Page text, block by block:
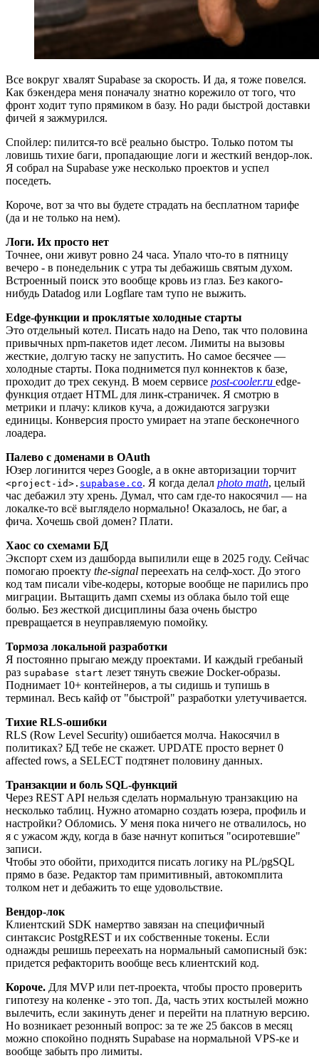
Все вокруг хвалят Supabase за скорость. И да, я тоже повелся.
Как бэкендера меня поначалу знатно корежило от того, что
фронт ходит тупо прямиком в базу. Но ради быстрой доставки
фичей я зажмурился.
Спойлер: пилится-то всё реально быстро. Только потом ты
ловишь тихие баги, пропадающие логи и жесткий вендор-лок.
Я собрал на Supabase уже несколько проектов и успел
поседеть.
Короче, вот за что вы будете страдать на бесплатном тарифе
(да и не только на нем).
Логи. Их просто нет
Точнее, они живут ровно 24 часа. Упало что-то в пятницу
вечеро - в понедельник с утра ты дебажишь святым духом.
Встроенный поиск это вообще кровь из глаз. Без какого-
нибудь Datadog или Logflare там тупо не выжить.
Edge-функции и проклятые холодные старты
Это отдельный котел. Писать надо на Deno, так что половина
привычных npm-пакетов идет лесом. Лимиты на вызовы
жесткие, долгую таску не запустить. Но самое бесячее —
холодные старты. Пока поднимется пул коннектов к базе,
проходит до трех секунд. В моем сервисе post-cooler.ru edge-
функция отдает HTML для линк-страничек. Я смотрю в
метрики и плачу: кликов куча, а дожидаются загрузки
единицы. Конверсия просто умирает на этапе бесконечного
лоадера.
Палево с доменами в OAuth
Юзер логинится через Google, а в окне авторизации торчит
<project-id>. supabase.co. Я когда делал photo math, целый
час дебажил эту хрень. Думал, что сам где-то накосячил — на
локалке-то всё выглядело нормально! Оказалось, не баг, а
фича. Хочешь свой домен? Плати.
Хаос со схемами БД
Экспорт схем из дашборда выпилили еще в 2025 году. Сейчас
помогаю проекту the-signal переехать на селф-хост. До этого
код там писали vibe-кодеры, которые вообще не парились про
миграции. Вытащить дамп схемы из облака было той еще
болью. Без жесткой дисциплины база очень быстро
превращается в неуправляемую помойку.
Тормоза локальной разработки
Я постоянно прыгаю между проектами. И каждый гребаный
раз supabase start лезет тянуть свежие Docker-образы.
Поднимает 10+ контейнеров, а ты сидишь и тупишь в
терминал. Весь кайф от "быстрой" разработки улетучивается.
Тихие RLS-ошибки
RLS (Row Level Security) ошибается молча. Накосячил в
политиках? БД тебе не скажет. UPDATE просто вернет 0
affected rows, а SELECT подтянет половину данных.
Транзакции и боль SQL-функций
Через REST API нельзя сделать нормальную транзакцию на
несколько таблиц. Нужно атомарно создать юзера, профиль и
настройки? Обломись. У меня пока ничего не отвалилось, но
я с ужасом жду, когда в базе начнут копиться "осиротевшие"
записи.
Чтобы это обойти, приходится писать логику на PL/pgSQL
прямо в базе. Редактор там примитивный, автокомплита
толком нет и дебажить то еще удовольствие.
Вендор-лок
Клиентский SDK намертво завязан на специфичный
синтаксис PostgREST и их собственные токены. Если
однажды решишь переехать на нормальный самописный бэк:
придется рефакторить вообще весь клиентский код.
Короче. Для MVP или пет-проекта, чтобы просто проверить
гипотезу на коленке - это топ. Да, часть этих костылей можно
вылечить, если закинуть денег и перейти на платную версию.
Но возникает резонный вопрос: за те же 25 баксов в месяц
можно спокойно поднять Supabase на нормальной VPS-ке и
вообще забыть про лимиты.